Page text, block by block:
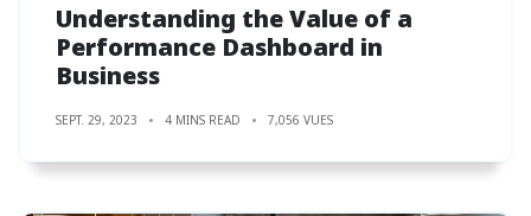
Understanding the Value of a
Performance Dashboard in
Business
SEPT. 29, 2023 4 MINS READ 7,056 VUES